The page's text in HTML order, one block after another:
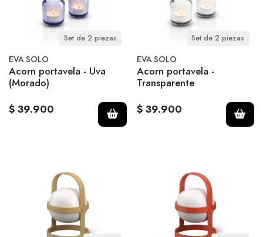
Set de 2 piezas
EVA SOLO
Acorn portavela - Uva
(Morado)
$ 39.900
Set de 2 piezas
EVA SOLO
Acorn portavela -
Transparente
$ 39.900